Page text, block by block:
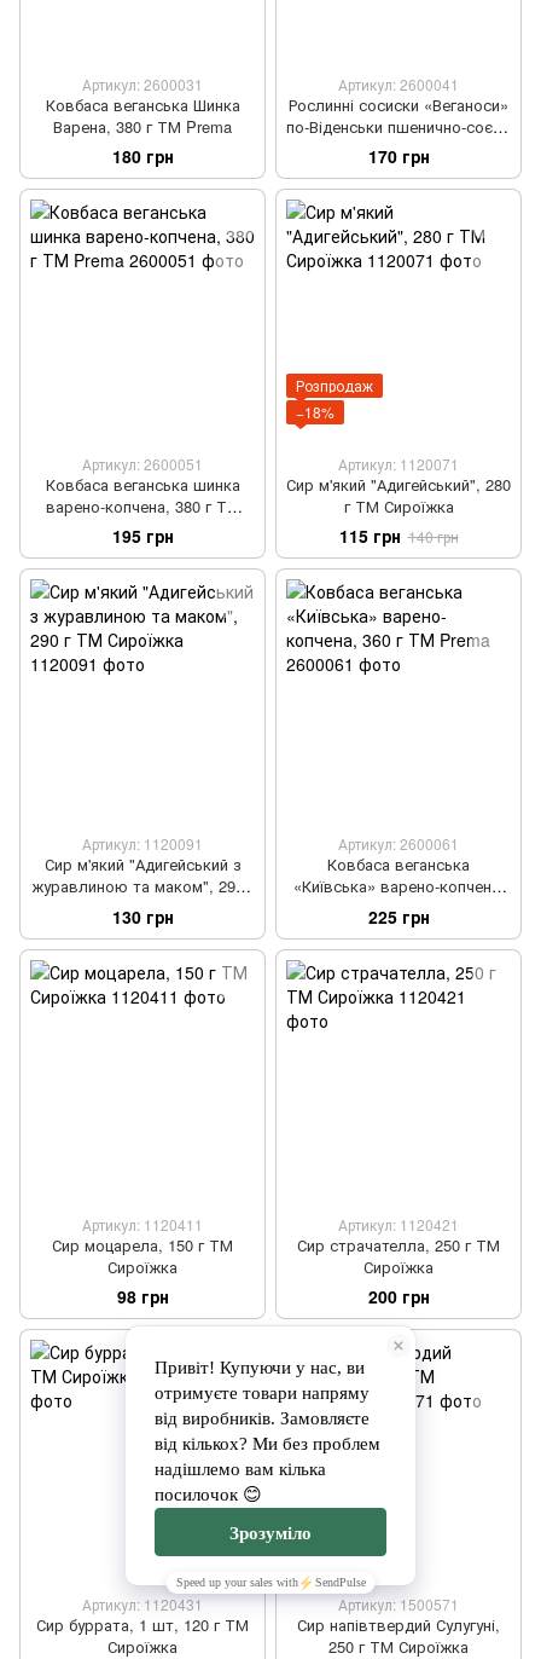
Артикул: 2600031
Ковбаса веганська Шинка
Варена, 380 г ТМ Prema
180 грн
Артикул: 2600041
Рослинні сосиски «Веганоси»
по-Віденськи пшенично-соєві,
варено-копчені, веганські,
пісні, 380 г ТМ Prema
170 грн
Артикул: 2600051
Ковбаса веганська шинка
варено-копчена, 380 г ТМ
Prema
195 грн
Розпродаж
−18%
Артикул: 1120071
Сир м'який "Адигейський", 280
г ТМ Сироїжка
115 грн 140 грн
Артикул: 1120091
Сир м'який "Адигейський з
журавлиною та маком", 290 г
ТМ Сироїжка
130 грн
Артикул: 2600061
Ковбаса веганська
«Київська» варено-копчена,
360 г ТМ Prema
225 грн
Артикул: 1120411
Сир моцарела, 150 г ТМ
Сироїжка
98 грн
Артикул: 1120421
Сир страчателла, 250 г ТМ
Сироїжка
200 грн
Артикул: 1120431
Сир буррата, 1 шт, 120 г ТМ
Сироїжка
Артикул: 1500571
Сир напівтвердий Сулугуні,
250 г ТМ Сироїжка